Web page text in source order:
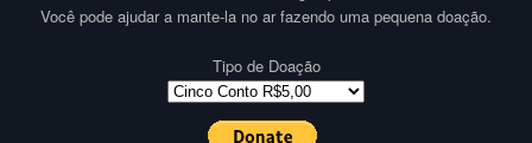
Você pode ajudar a mante-la no ar fazendo uma pequena doação.
Tipo de Doação